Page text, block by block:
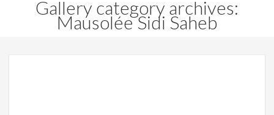
Gallery category archives:
Mausolée Sidi Saheb